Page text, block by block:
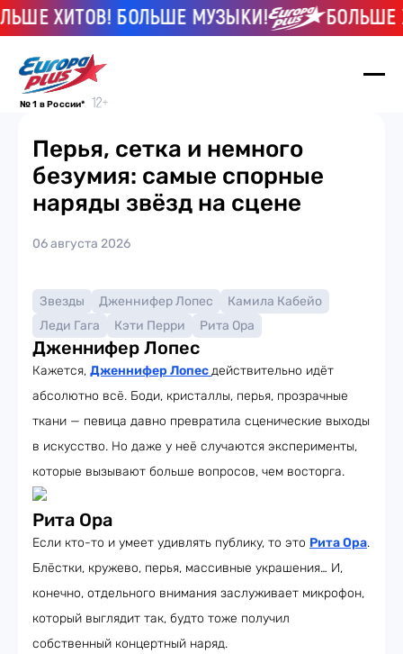
ХИТОВ! БОЛЬШЕ МУЗЫКИ! БОЛЬШЕ
№ 1 в России*
Перья, сетка и немного
безумия: самые спорные
наряды звёзд на сцене
06 августа 2026
Звезды Дженнифер Лопес
Камила Кабейо
Леди Гага
Кэти Перри Рита Ора
Дженнифер Лопес
Кажется, Дженнифер Лопесдействительно идёт
абсолютно всё. Боди, кристаллы, перья, прозрачные
ткани — певица давно превратила сценические выходы
в искусство. Но даже у неё случаются эксперименты,
которые вызывают больше вопросов, чем восторга.
Рита Ора
Если кто-то и умеет удивлять публику, то это Рита Ора.
Блёстки, кружево, перья, массивные украшения… И,
конечно, отдельного внимания заслуживает микрофон,
который выглядит так, будто тоже получил
собственный концертный наряд.